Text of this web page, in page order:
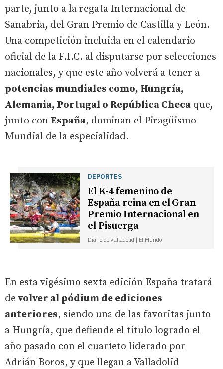
parte, junto a la regata Internacional de
Sanabria, del Gran Premio de Castilla y León.
Una competición incluida en el calendario
oficial de la F.I.C. al disputarse por selecciones
nacionales, y que este año volverá a tener a
potencias mundiales como, Hungría,
Alemania, Portugal o República Checa que,
junto con España, dominan el Piragüismo
Mundial de la especialidad.
DEPORTES
El K-4 femenino de
España reina en el Gran
Premio Internacional en
el Pisuerga
Diario de Valladolid | El Mundo
En esta vigésimo sexta edición España tratará
de volver al pódium de ediciones
anteriores, siendo una de las favoritas junto
a Hungría, que defiende el título logrado el
año pasado con el cuarteto liderado por
Adrián Boros, y que llegan a Valladolid